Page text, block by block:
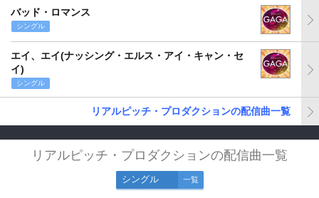
バッド・ロマンス
シングル
エイ、エイ(ナッシング・エルス・アイ・キャン・セ
イ)
シングル
リアルピッチ・プロダクションの配信曲一覧
リアルピッチ・プロダクションの配信曲一覧
シングル 一覧